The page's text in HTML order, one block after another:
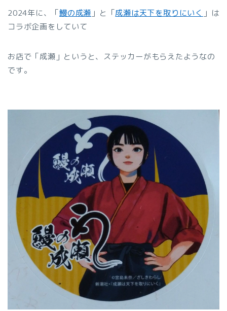
2024年に、「鰻の成瀬 」と「成瀬は天下を取りにいく 」は
コラボ企画をしていて
お店で「成瀬」というと、ステッカーがもらえたようなの
です。